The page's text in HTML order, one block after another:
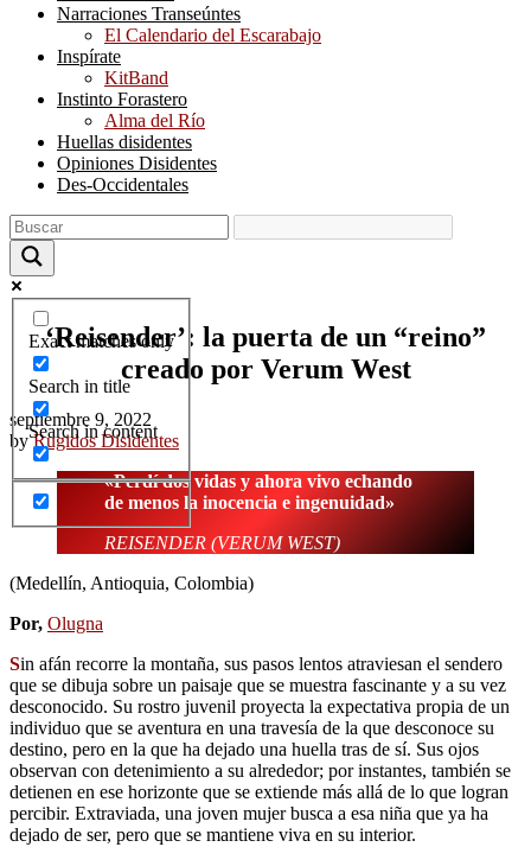
Narraciones Transeúntes
El Calendario del Escarabajo
Inspírate
KitBand
Instinto Forastero
Alma del Río
Huellas disidentes
Opiniones Disidentes
Des-Occidentales
Exact matches only
Search in title
Search in content
‘Reisender’: la puerta de un “reino”
creado por Verum West
septiembre 9, 2022
by Rugidos Disidentes
«Perdí dos vidas y ahora vivo echando
de menos la inocencia e ingenuidad»
REISENDER (VERUM WEST)
(Medellín, Antioquia, Colombia)
Por, Olugna
Sin afán recorre la montaña, sus pasos lentos atraviesan el sendero
que se dibuja sobre un paisaje que se muestra fascinante y a su vez
desconocido. Su rostro juvenil proyecta la expectativa propia de un
individuo que se aventura en una travesía de la que desconoce su
destino, pero en la que ha dejado una huella tras de sí. Sus ojos
observan con detenimiento a su alrededor; por instantes, también se
detienen en ese horizonte que se extiende más allá de lo que logran
percibir. Extraviada, una joven mujer busca a esa niña que ya ha
dejado de ser, pero que se mantiene viva en su interior.